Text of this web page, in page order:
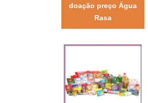
doação preço Água
Rasa